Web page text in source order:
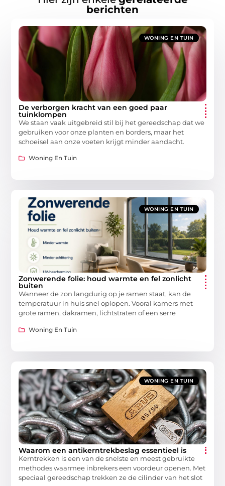
berichten
WONING EN TUIN
De verborgen kracht van een goed paar
tuinklompen
We staan vaak uitgebreid stil bij het gereedschap dat we
gebruiken voor onze planten en borders, maar het
schoeisel aan onze voeten krijgt minder aandacht.
Woning En Tuin
WONING EN TUIN
Zonwerende folie: houd warmte en fel zonlicht
buiten
Wanneer de zon langdurig op je ramen staat, kan de
temperatuur in huis snel oplopen. Vooral kamers met
grote ramen, dakramen, lichtstraten of een serre
Woning En Tuin
WONING EN TUIN
Waarom een antikerntrekbeslag essentieel is
Kerntrekken is een van de snelste en meest gebruikte
methodes waarmee inbrekers een voordeur openen. Met
speciaal gereedschap trekken ze de cilinder van het slot